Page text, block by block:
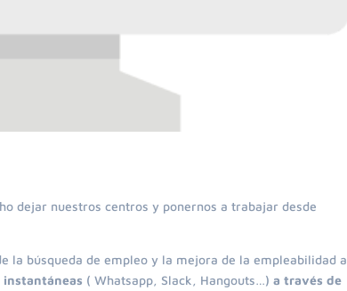
dejar nuestros centros y ponernos a trabajar desde
la búsqueda de empleo y la mejora de la empleabilidad a
instantáneas ( Whatsapp, Slack, Hangouts…)a través de